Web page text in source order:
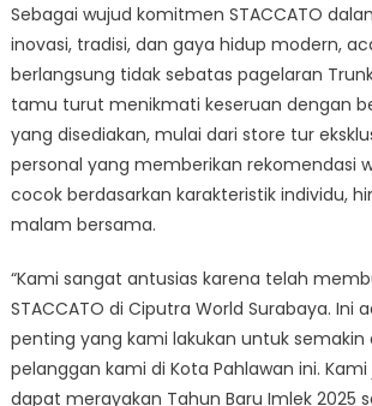
Sebagai wujud komitmen STACCATO
inovasi, tradisi, dan gaya hidup modern,
berlangsung tidak sebatas pagelaran
tamu turut menikmati keseruan dengan
yang disediakan, mulai dari store tur
personal yang memberikan rekomendasi
cocok berdasarkan karakteristik individu,
malam bersama.
“Kami sangat antusias karena telah
STACCATO di Ciputra World Surabaya. Ini
penting yang kami lakukan untuk semakin
pelanggan kami di Kota Pahlawan ini.
dapat merayakan Tahun Baru Imlek 2025